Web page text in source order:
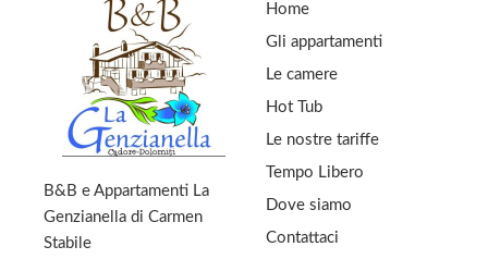
B&B e Appartamenti La
Genzianella di Carmen
Stabile
Home
Gli appartamenti
Le camere
Hot Tub
Le nostre tariffe
Tempo Libero
Dove siamo
Contattaci